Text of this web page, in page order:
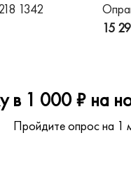
1342
15
в 1 000 ₽ на
Пройдите опрос на 1